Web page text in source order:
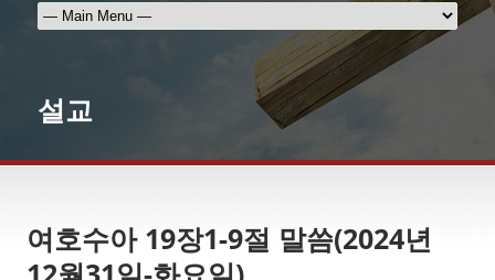
설교
여호수아 19장1-9절 말씀(2024년